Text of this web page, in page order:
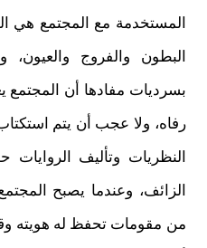
المستخدمة مع المجتمع هي
البطون والفروج
بسرديات مفادها أن المجتمع
رفاه، ولا عجب أن يتم
النظريات وتأليف الروايات
الزائف، وعندما يصبح
من مقومات تحفظ له هويته